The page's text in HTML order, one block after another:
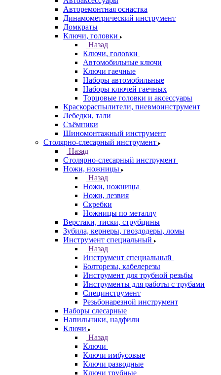
Авторемонтная оснастка
Динамометрический инструмент
Домкраты
Ключи, головки
Назад
Ключи, головки
Автомобильные ключи
Ключи гаечные
Наборы автомобильные
Наборы ключей гаечных
Торцовые головки и аксессуары
Краскораспылители, пневмоинструмент
Лебедки, тали
Съёмники
Шиномонтажный инструмент
Столярно-слесарный инструмент
Назад
Столярно-слесарный инструмент
Ножи, ножницы
Назад
Ножи, ножницы
Ножи, лезвия
Скребки
Ножницы по металлу
Верстаки, тиски, струбцины
Зубила, кернеры, гвоздодеры, ломы
Инструмент специальный
Назад
Инструмент специальный
Болторезы, кабелерезы
Инструмент для трубной резьбы
Инструменты для работы с трубами
Специнструмент
Резьбонарезной инструмент
Наборы слесарные
Напильники, надфили
Ключи
Назад
Ключи
Ключи имбусовые
Ключи разводные
Ключи трубные